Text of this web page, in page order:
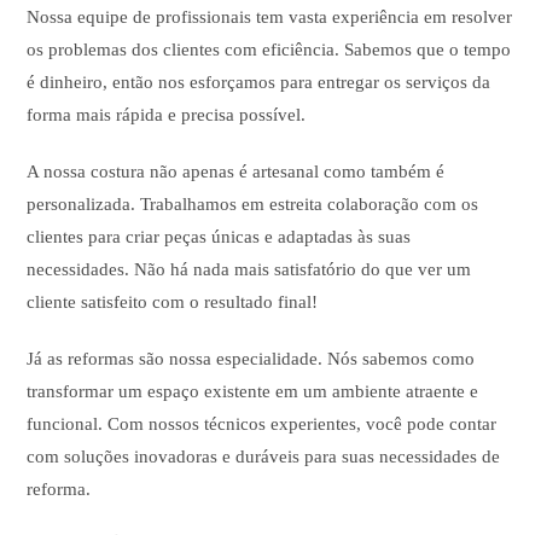
Nossa equipe de profissionais tem vasta experiência em resolver
os problemas dos clientes com eficiência. Sabemos que o tempo
é dinheiro, então nos esforçamos para entregar os serviços da
forma mais rápida e precisa possível.
A nossa costura não apenas é artesanal como também é
personalizada. Trabalhamos em estreita colaboração com os
clientes para criar peças únicas e adaptadas às suas
necessidades. Não há nada mais satisfatório do que ver um
cliente satisfeito com o resultado final!
Já as reformas são nossa especialidade. Nós sabemos como
transformar um espaço existente em um ambiente atraente e
funcional. Com nossos técnicos experientes, você pode contar
com soluções inovadoras e duráveis para suas necessidades de
reforma.